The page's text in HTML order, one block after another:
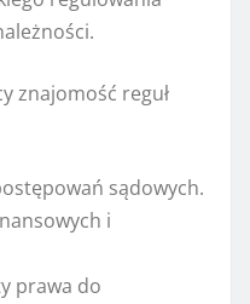
znajomość reguł
sądowych.
i
prawa do